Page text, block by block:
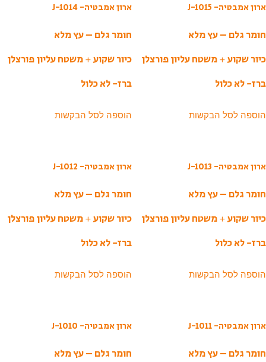
ארון אמבטיה- J-1015
חומר גלם – עץ מלא
כיור שקוע + משטח עליון פורצלן
ברז- לא כלול
הוספה לסל הבקשות
ארון אמבטיה- J-1014
חומר גלם – עץ מלא
כיור שקוע + משטח עליון פורצלן
ברז- לא כלול
הוספה לסל הבקשות
ארון אמבטיה- J-1013
חומר גלם – עץ מלא
כיור שקוע + משטח עליון פורצלן
ברז- לא כלול
הוספה לסל הבקשות
ארון אמבטיה- J-1012
חומר גלם – עץ מלא
כיור שקוע + משטח עליון פורצלן
ברז- לא כלול
הוספה לסל הבקשות
ארון אמבטיה- J-1011
חומר גלם – עץ מלא
ארון אמבטיה- J-1010
חומר גלם – עץ מלא